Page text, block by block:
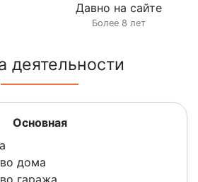
Давно на сайте
Более 8 лет
деятельности
Основная
дома